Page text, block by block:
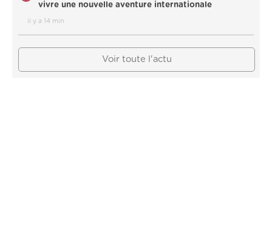
vivre une nouvelle aventure internationale
il y a 14 min
Voir toute l'actu